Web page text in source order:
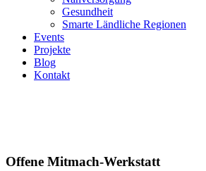
Gesundheit
Smarte Ländliche Regionen
Events
Projekte
Blog
Kontakt
Offene Mitmach-Werkstatt